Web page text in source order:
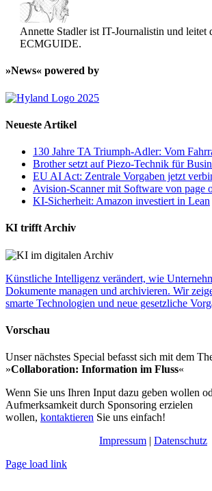
Annette Stadler ist IT-Journalistin und leitet
ECMGUIDE.
»News« powered by
Neueste Artikel
130 Jahre TA Triumph-Adler: Vom
Brother setzt auf Piezo-Technik für
EU AI Act: Zentrale Vorgaben jetzt
Avision-Scanner mit Software von page
KI-Sicherheit: Amazon investiert in Lean
KI trifft Archiv
Künstliche Intelligenz verändert, wie
Dokumente managen und archivieren. Wir
smarte Technologien und neue gesetzliche
Vorschau
Unser nächstes Special befasst sich mit dem
»Collaboration: Information im Fluss«
Wenn Sie uns Ihren Input dazu geben wollen
Aufmerksamkeit durch Sponsoring erzielen
wollen, kontaktieren Sie uns einfach!
Impressum | Datenschutz
Page load link